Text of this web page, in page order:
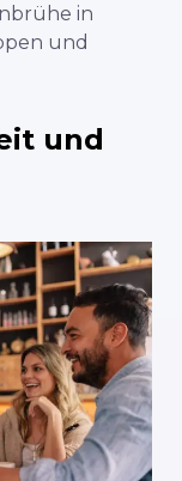
in
und
und